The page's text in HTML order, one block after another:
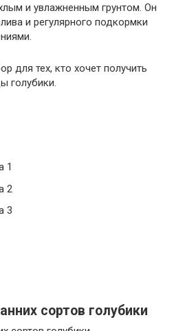
и увлажненным грунтом. Он
и регулярного подкормки
для тех, кто хочет получить
голубики.
1
2
3
сортов голубики